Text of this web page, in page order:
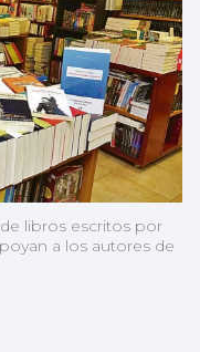
libros escritos por
a los autores de